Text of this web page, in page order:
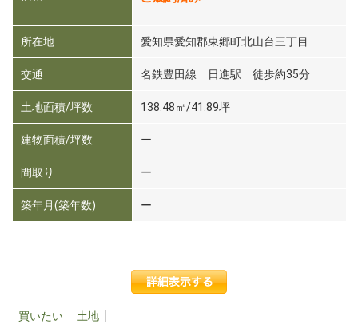
所在地 愛知県愛知郡東郷町北山台三丁目
交通 名鉄豊田線 日進駅 徒歩約35分
土地面積/坪数 138.48㎡/41.89坪
建物面積/坪数 ー
間取り ー
築年月(築年数) ー
買いたい 土地